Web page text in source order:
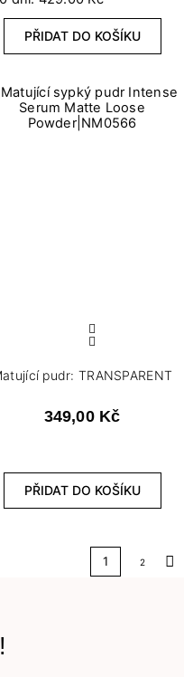
PŘIDAT DO KOŠÍKU
pudr: TRANSPARENT
349,00 Kč
PŘIDAT DO KOŠÍKU
1 2